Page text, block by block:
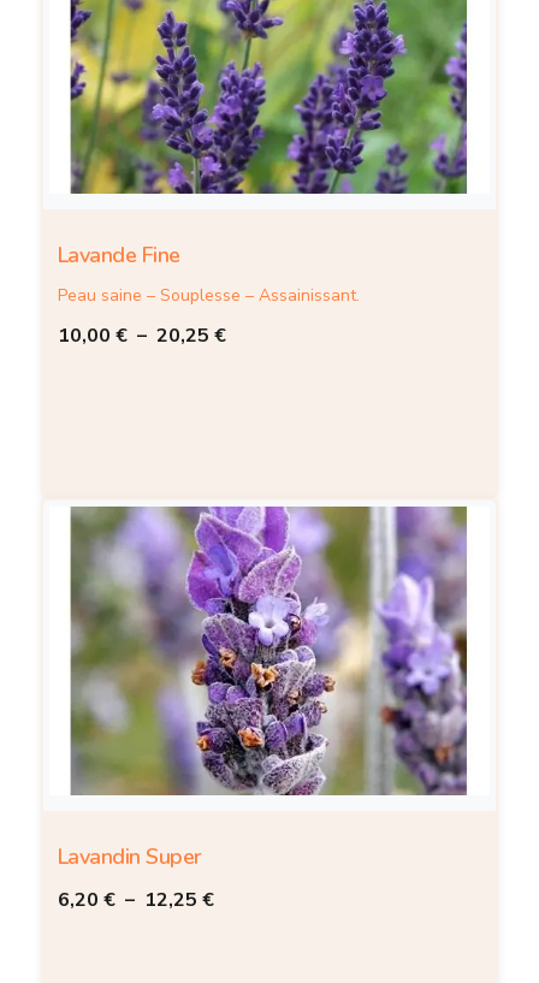
Lavande Fine
10,00 € – 20,25 €
Peau saine – Souplesse – Assainissant.
Lavandin Super
6,20 € – 12,25 €